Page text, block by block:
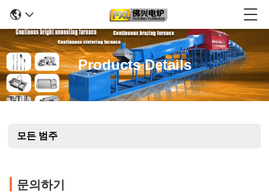
Products Details
모든 범주
문의하기